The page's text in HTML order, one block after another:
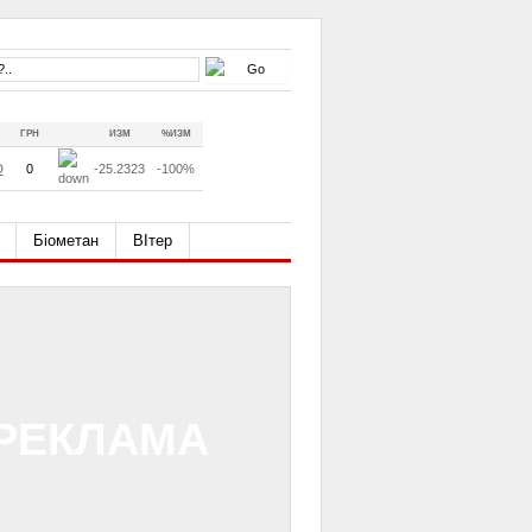
ГРН ИЗМ %ИЗМ
0 -25.2323 -100%
Біометан ВІтер